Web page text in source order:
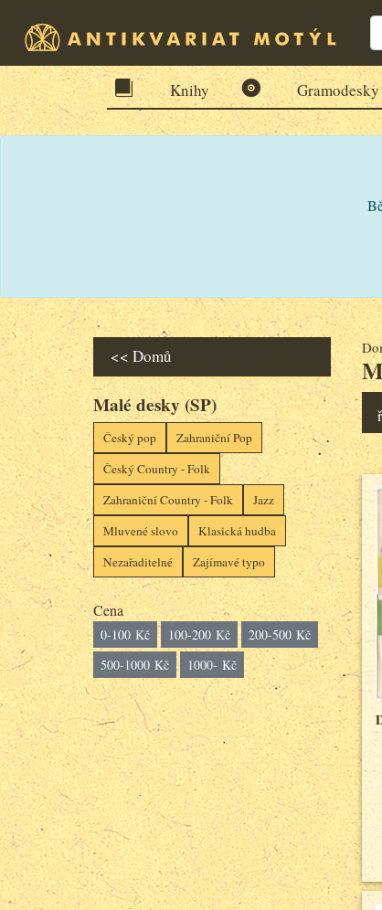
Knihy Gramodesky
<< Domů
Malé desky (SP)
Český pop
Zahraniční Pop
Český Country - Folk
Zahraniční Country - Folk
Jazz
Mluvené slovo
Klasická hudba
Nezařaditelné
Zajímavé typo
Cena
0-100 Kč 100-200 Kč
200-500 Kč
500-1000 Kč
1000- Kč